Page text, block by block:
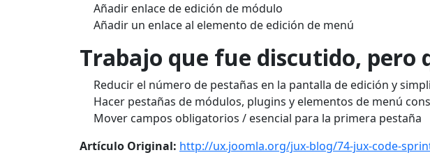
Añadir enlacede edición de módulo
Añadir un enlaceal elemento de edición de menú
Trabajo que fue discutido, pero
Reducir el número de pestañas en la pantalla de edición y
Hacer pestañas de módulos, plugins y elementos de menú
Mover campos obligatorios / esencial para la primera pestaña
Artículo Original: http://ux.joomla.org/jux-blog/74-jux-code-